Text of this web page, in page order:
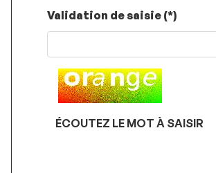
Champ
pour
robots.
vous
êtes
merci
Validation de saisie (*)
ÉCOUTEZ LE MOT À SAISIR